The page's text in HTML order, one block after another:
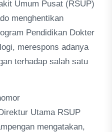
Umum Pusat (RSUP)
menghentikan
Pendidikan Dokter
merespons adanya
terhadap salah satu
Utama RSUP
mengatakan,